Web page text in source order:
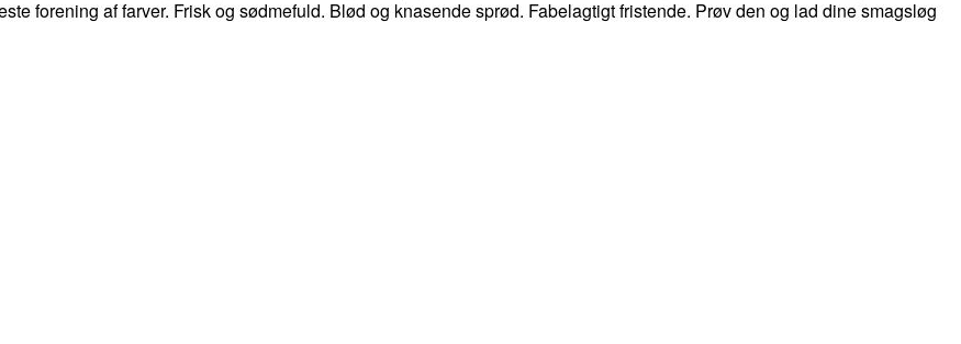
forening af farver. Frisk og sødmefuld. Blød og knasende sprød. Fabelagtigt fristende. Prøv den og lad dine smagsløg